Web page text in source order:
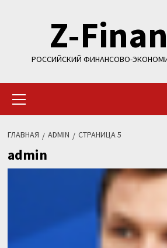
содержимомуZ-
РОССИЙСКИЙ ФИНАНСОВО-
меню
ГЛАВНАЯ ADMIN СТРАНИЦА 5
admin